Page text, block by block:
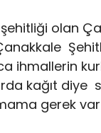
olan
ihmallerin
kağıt diye
gerek var